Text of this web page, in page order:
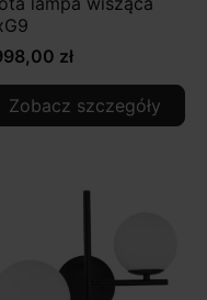
zł
Zobacz szczegóły